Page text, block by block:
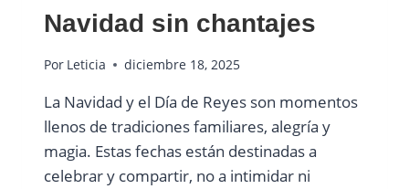
Navidad sin chantajes
Por Leticia diciembre 18, 2025
La Navidad y el Día de Reyes son momentos
llenos de tradiciones familiares, alegría y
magia. Estas fechas están destinadas a
celebrar y compartir, no a intimidar ni